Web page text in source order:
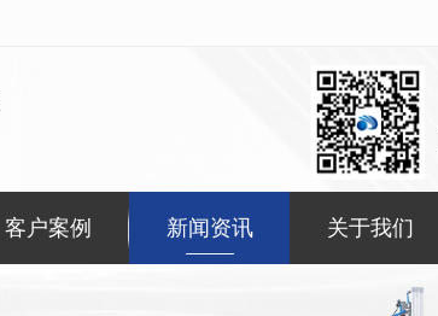
客户案例 新闻资讯 关于我们